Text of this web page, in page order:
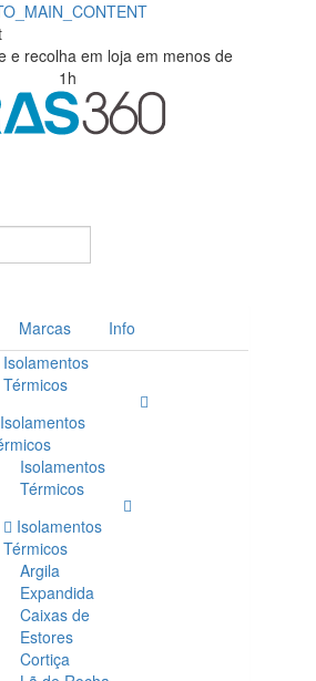
e recolha em loja em menos de
1h
Marcas
Info
Isolamentos
Térmicos
Isolamentos
Isolamentos
Térmicos
Isolamentos
Térmicos
Argila
Expandida
Caixas de
Estores
Cortiça